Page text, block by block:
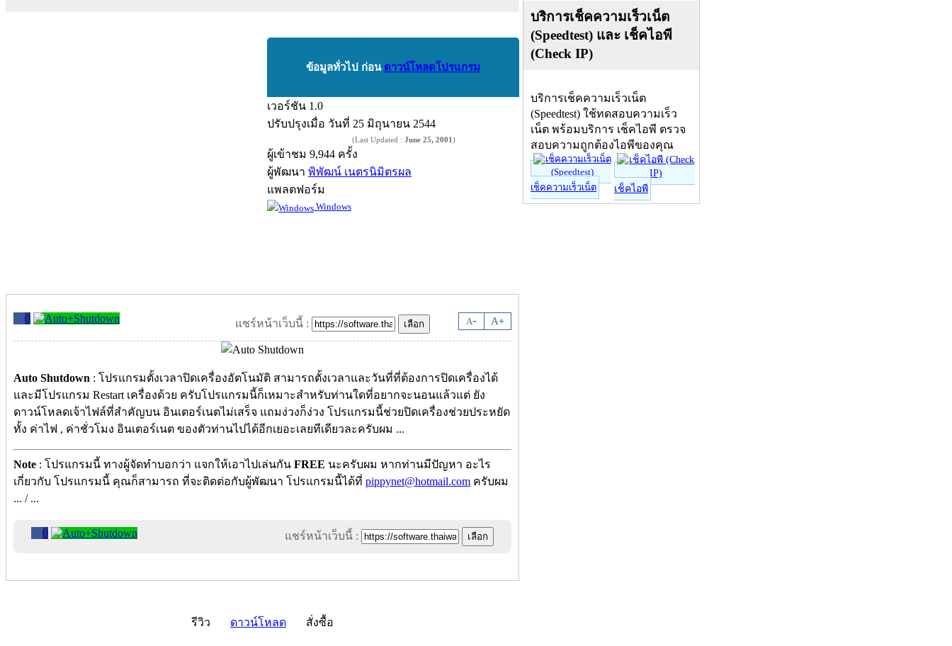
ข้อมูลทั่วไป ก่อน ดาวน์โหลดโปรแกรม
เวอร์ชัน 1.0
ปรับปรุงเมื่อ วันที่ 25 มิถุนายน 2544
(Last Updated : June 25, 2001 )
ผู้เข้าชม 9,944 ครั้ง
ผู้พัฒนา พิพัฒน์ เนตรนิมิตรผล
แพลตฟอร์ม
Windows
0 A- A+
แชร์หน้าเว็บนี้ :
Auto Shutdown : โปรแกรมตั้งเวลาปิดเครื่องอัตโนมัติ สามารถตั้งเวลาและวันที่ที่ต้องการปิดเครื่องได้
และมีโปรแกรม Restart เครื่องด้วย ครับโปรแกรมนี้ก็เหมาะสำหรับท่านใดที่อยากจะนอนแล้วแต่ ยัง
ดาวน์โหลดเจ้าไฟล์ที่สำคัญบน อินเตอร์เนตไม่เสร็จ แถมง่วงก็ง่วง โปรแกรมนี้ช่วยปิดเครื่องช่วยประหยัด
ทั้ง ค่าไฟ , ค่าชั่วโมง อินเตอร์เนต ของตัวท่านไปได้อีกเยอะเลยทีเดียวละครับผม ...
Note : โปรแกรมนี้ ทางผู้จัดทำบอกว่า แจกให้เอาไปเล่นกัน FREE นะครับผม หากท่านมีปัญหา อะไร
เกี่ยวกับ โปรแกรมนี้ คุณก็สามารถ ที่จะติดต่อกับผู้พัฒนา โปรแกรมนี้ได้ที่ pippynet@hotmail.com ครับผม
... / ...
0 แชร์หน้าเว็บนี้ :
รีวิว ดาวน์โหลด สั่งซื้อ
บริการเช็คความเร็วเน็ต
(Speedtest) และ เช็คไอพี
(Check IP)
บริการเช็คความเร็วเน็ต
(Speedtest) ใช้ทดสอบความเร็ว
เน็ต พร้อมบริการ เช็คไอพี ตรวจ
สอบความถูกต้องไอพีของคุณ
เช็คความเร็วเน็ต เช็คไอพี